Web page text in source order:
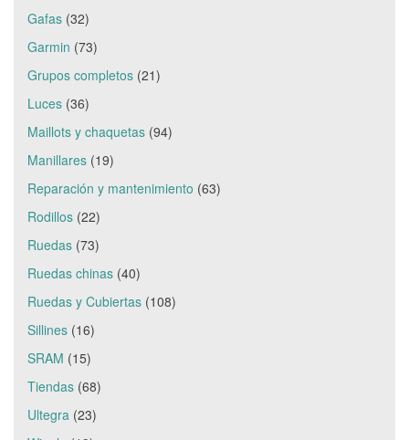
Gafas (32)
Garmin (73)
Grupos completos (21)
Luces (36)
Maillots y chaquetas (94)
Manillares (19)
Reparación y mantenimiento (63)
Rodillos (22)
Ruedas (73)
Ruedas chinas (40)
Ruedas y Cubiertas (108)
Sillines (16)
SRAM (15)
Tiendas (68)
Ultegra (23)